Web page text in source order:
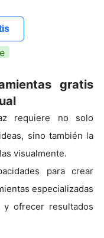
gratis
requiere no solo
sino también la
visualmente.
para crear
especializadas
ofrecer resultados